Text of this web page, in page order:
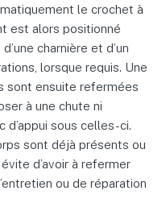
le crochet à
est alors positionné
charnière et d’un
lorsque requis. Une
sont ensuite refermées
à une chute ni
d’appui sous celles-ci.
sont déjà présents ou
d’avoir à refermer
ou de réparation